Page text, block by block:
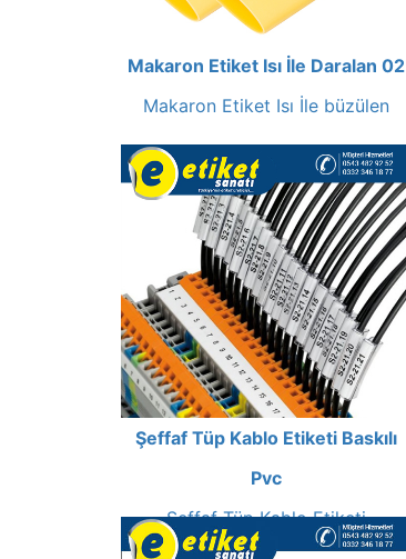
Makaron Etiket Isı İle Daralan 02
Makaron Etiket Isı İle büzülen
Şeffaf Tüp Kablo Etiketi Baskılı
Pvc
Şeffaf Tüp Kablo Etiketi